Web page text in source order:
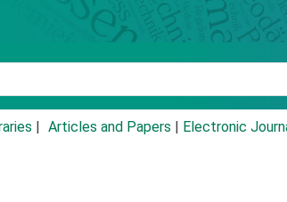
Articles and Papers Electronic